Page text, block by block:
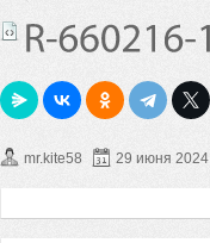
mr.kite58 29 июня 2024